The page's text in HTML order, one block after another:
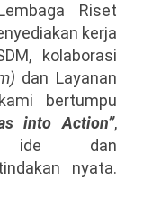
Riset
kerja
kolaborasi
dan Layanan
bertumpu
into Action”,
ide dan
nyata.